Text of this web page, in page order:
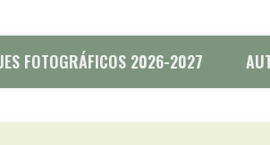
FOTOGRÁFICOS 2026-2027